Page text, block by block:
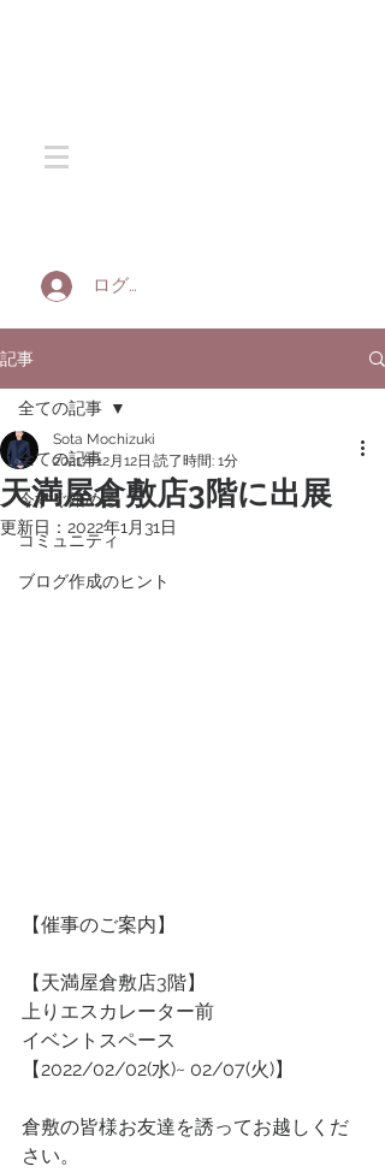
ログイン
記事
全ての記事
今すぐ始める
コミュニティ
ブログ作成のヒント
全ての記事
天満屋倉敷店3階に出展
Sota Mochizuki
2021年12月12日 読了時間: 1分
更新日： 2022年1月31日
【催事のご案内】
【天満屋倉敷店3階】
上りエスカレーター前
イベントスペース
【2022/02/02(水)~ 02/07(火)】
倉敷の皆様お友達を誘ってお越しくだ
さい。